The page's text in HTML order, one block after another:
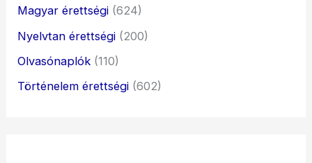
Magyar érettségi (624)
Nyelvtan érettségi (200)
Olvasónaplók (110)
Történelem érettségi (602)